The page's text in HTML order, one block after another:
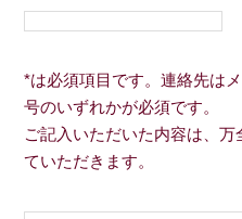
*は必須項目です。連絡先は
号のいずれかが必須です。
ご記入いただいた内容は、
ていただきます。